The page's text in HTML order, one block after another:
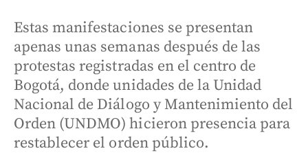
Estas manifestaciones se presentan
apenas unas semanas después de las
protestas registradas en el centro de
Bogotá, donde unidades de la Unidad
Nacional de Diálogo y Mantenimiento del
Orden (UNDMO) hicieron presencia para
restablecer el orden público.